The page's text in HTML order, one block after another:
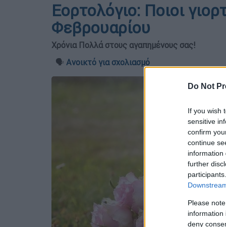
Do Not
If you wish
sensitive
confirm
continue
information
further
Please
information
deny
Εορτολόγιο: Ποιοι
Φεβρουαρίου
Χρόνια Πολλά στους αγαπημένους σας!
🗣️ Ανοικτό για σχολιασμό